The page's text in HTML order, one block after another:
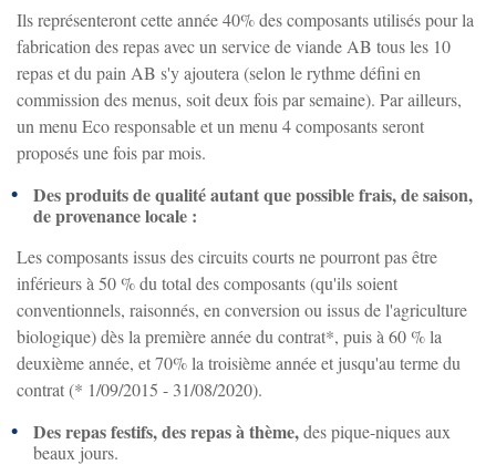
Ils représenteront cette année 40% des composants utilisés pour la
fabrication des repas avec un service de viande AB tous les 10
repas et du pain AB s'y ajoutera (selon le rythme défini en
commission des menus, soit deux fois par semaine). Par ailleurs,
un menu Eco responsable et un menu 4 composants seront
proposés une fois par mois.
Des produits de qualité autant que possible frais, de saison,
de provenance locale :
Les composants issus des circuits courts ne pourront pas être
inférieurs à 50 % du total des composants (qu'ils soient
conventionnels, raisonnés, en conversion ou issus de l'agriculture
biologique) dès la première année du contrat*, puis à 60 % la
deuxième année, et 70% la troisième année et jusqu'au terme du
contrat (* 1/09/2015 - 31/08/2020).
Des repas festifs, des repas à thème,des pique-niques aux
beaux jours.